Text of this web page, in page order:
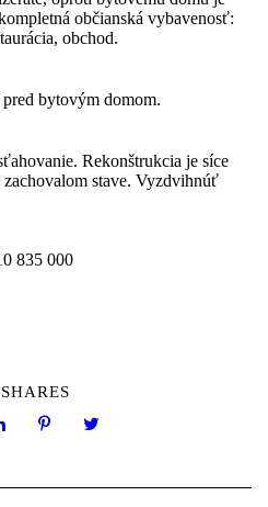
občianská vybavenosť:
obchod.
bytovým domom.
Rekonštrukcia je síce
stave. Vyzdvihnúť
835 000
SHARES